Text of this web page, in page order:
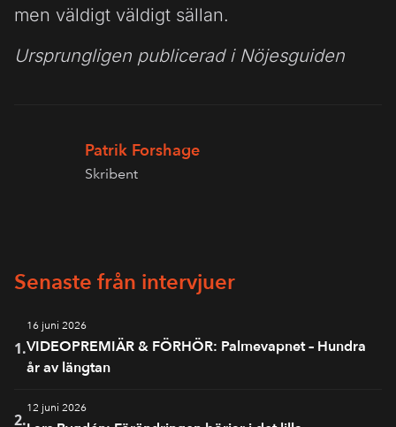
men väldigt väldigt sällan.
Ursprungligen publicerad i Nöjesguiden
Patrik Forshage
Skribent
Senaste från intervjuer
1.
16 juni 2026
VIDEOPREMIÄR & FÖRHÖR: Palmevapnet – Hundra
år av längtan
2.
12 juni 2026